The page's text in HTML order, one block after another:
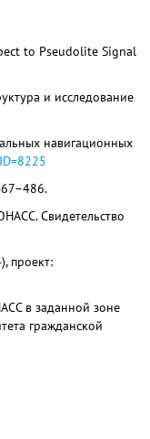
to Pseudolite Signal
и исследование
навигационных
Свидетельство
проект:
в заданной зоне
гражданской